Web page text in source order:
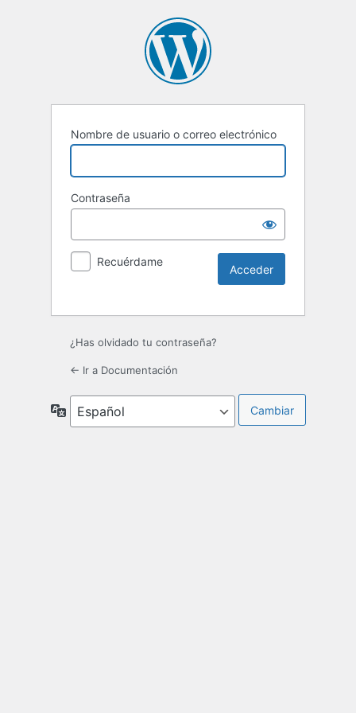
Nombre de usuario o correo electrónico
Contraseña
Recuérdame
¿Has olvidado tu contraseña?
← Ir a Documentación
Idioma